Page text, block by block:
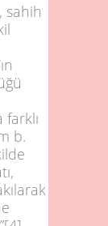
sahih
b.